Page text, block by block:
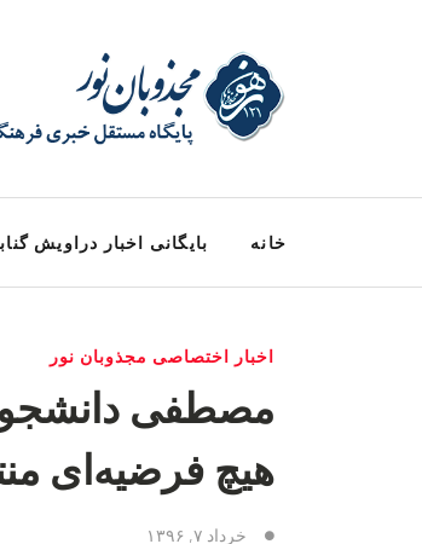
خانه بایگانی اخبار دراویش
اخبار اختصاصی مجذوبان نور
مصطفی
هیچ فرضیه‌ای
خرداد ۷, ۱۳۹۶